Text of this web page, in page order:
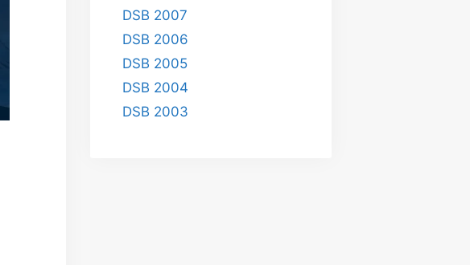
DSB 2007
DSB 2006
DSB 2005
DSB 2004
DSB 2003